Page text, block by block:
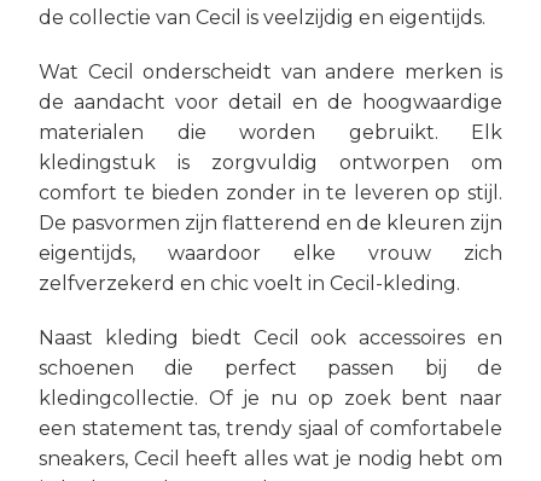
de collectie van Cecil is veelzijdig en eigentijds.
Wat Cecil onderscheidt van andere merken is
de aandacht voor detail en de hoogwaardige
materialen die worden gebruikt. Elk
kledingstuk is zorgvuldig ontworpen om
comfort te bieden zonder in te leveren op stijl.
De pasvormen zijn flatterend en de kleuren zijn
eigentijds, waardoor elke vrouw zich
zelfverzekerd en chic voelt in Cecil-kleding.
Naast kleding biedt Cecil ook accessoires en
schoenen die perfect passen bij de
kledingcollectie. Of je nu op zoek bent naar
een statement tas, trendy sjaal of comfortabele
sneakers, Cecil heeft alles wat je nodig hebt om